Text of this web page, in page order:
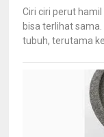
Ciri ciri perut
bisa terlihat
tubuh, terutama